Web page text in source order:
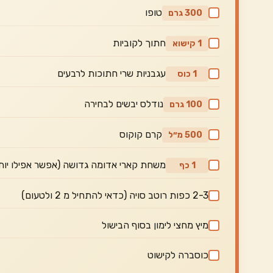
300 גרם טופו
1 קישוא חתוך לקוביות
1 כוס עגבניות שרי חתוכות לרבעים
100 גרם נודלס יבשים לבחירה
500 מ״ל קרם קוקוס
1 כף משחת קארי אדומה גדושה (אפשר אפילו
2-3 כפות רוטב סויה (כדאי להתחיל מ 2 ולטעום)
מיץ מחצי לימון בסוף הבישול
כוסברה לקישוט